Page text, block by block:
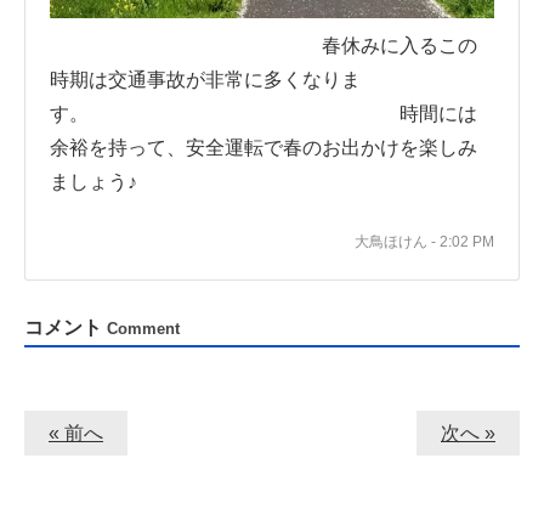
春休みに入るこの
時期は交通事故が非常に多くなりま
す。 時間には
余裕を持って、安全運転で春のお出かけを楽しみ
ましょう♪
大鳥ほけん - 2:02 PM
コメント Comment
次へ »
« 前へ